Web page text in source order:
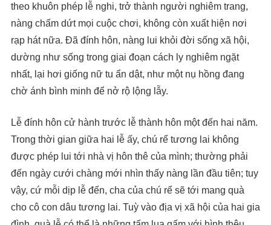
theo khuôn phép lễ nghi, trở thành người nghiêm trang,
nàng chấm dứt mọi cuộc chơi, không còn xuất hiện nơi
rạp hát nữa. Đã đính hôn, nàng lui khỏi đời sống xã hội,
dường như sống trong giai đoạn cách ly nghiêm ngặt
nhất, lại hơi giống nữ tu ẩn dật, như một nụ hồng đang
chờ ánh bình minh để nở rộ lộng lẫy.
Lễ đính hôn cử hành trước lễ thành hôn một đến hai năm.
Trong thời gian giữa hai lễ ấy, chú rể tương lai không
được phép lui tới nhà vị hôn thê của mình; thường phải
đến ngày cưới chàng mới nhìn thấy nàng lần đầu tiên; tuy
vậy, cứ mỗi dịp lễ đến, cha của chú rể sẽ tới mang quà
cho cô con dâu tương lai. Tuỳ vào địa vị xã hội của hai gia